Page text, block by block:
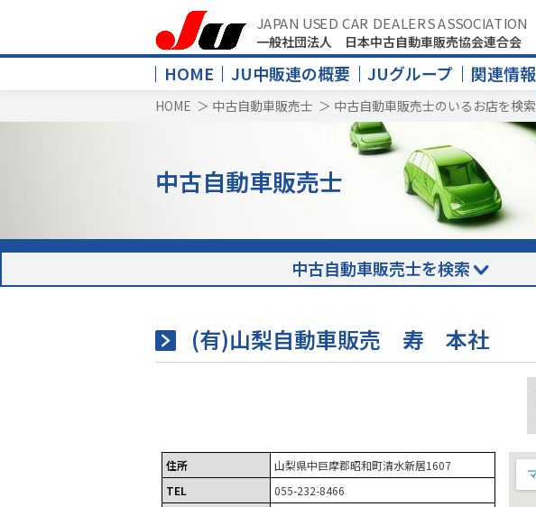
JAPAN USED CAR DEALERS ASSOCIATION
一般社団法人 日本中古自動車販売協会連合会
HOME JU中販連の概要 JUグループ 関連情報
HOME ＞ 中古自動車販売士 ＞ 中古自動車販売士のいるお店を検索
中古自動車販売士
中古自動車販売士を検索
(有)山梨自動車販売 寿 本社
住所
山梨県中巨摩郡昭和町清水新居1607
TEL
055-232-8466